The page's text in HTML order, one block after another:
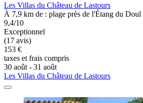
Les Villas du Château de Lastours
À 7,9 km de : plage près de l'Étang du Doul
9,4/10
Exceptionnel
(17 avis)
153 €
taxes et frais compris
30 août - 31 août
Les Villas du Château de Lastours